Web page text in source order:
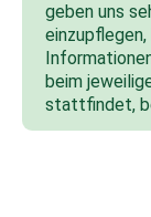
geben uns
beim
stattfindet,